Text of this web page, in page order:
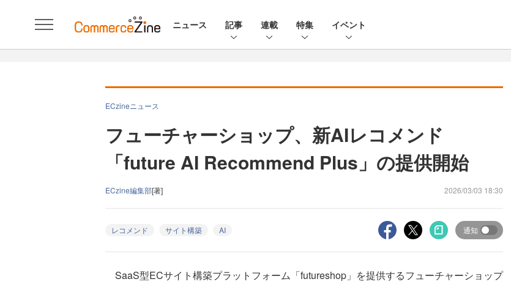
ニュース 記事 連載 特集 イベント
ECzineニュース
フューチャーショップ、新AIレコメンド
「future AI Recommend Plus」の提供開始
ECzine編集部[著] 2026/03/03 18:30
レコメンド サイト構築 AI 通知
SaaS型ECサイト構築プラットフォーム「futureshop」を提供するフューチャーショップ